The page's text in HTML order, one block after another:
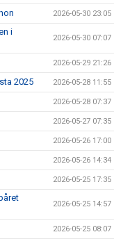
2026-05-30 23:05
i
2026-05-30 07:07
2026-05-29 21:26
2025 2026-05-28 11:55
2026-05-28 07:37
2026-05-27 07:35
2026-05-26 17:00
2026-05-26 14:34
2026-05-25 17:35
2026-05-25 14:57
2026-05-25 08:07